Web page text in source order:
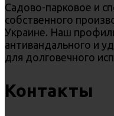
Садово-парковое и
собственного
Украине. Наш
антивандального и
для долговечного
Контакты